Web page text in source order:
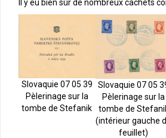
Il y eu bien sûr de nombreux cachets
Slovaquie 07 05 39
Pèlerinage sur la
tombe de Stefanik
Slovaquie 07 05
Pèlerinage sur la
tombe de
(intérieur gauche
feuillet)